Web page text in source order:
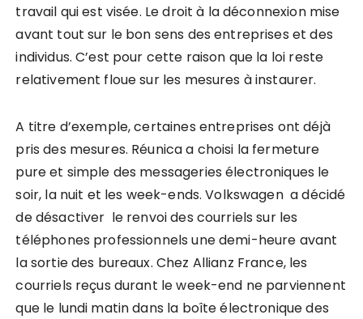
travail qui est visée. Le droit à la déconnexion mise
avant tout sur le bon sens des entreprises et des
individus. C’est pour cette raison que la loi reste
relativement floue sur les mesures à instaurer.
A titre d’exemple, certaines entreprises ont déjà
pris des mesures. Réunica a choisi la fermeture
pure et simple des messageries électroniques le
soir, la nuit et les week-ends. Volkswagen a décidé
de désactiver le renvoi des courriels sur les
téléphones professionnels une demi-heure avant
la sortie des bureaux. Chez Allianz France, les
courriels reçus durant le week-end ne parviennent
que le lundi matin dans la boîte électronique des